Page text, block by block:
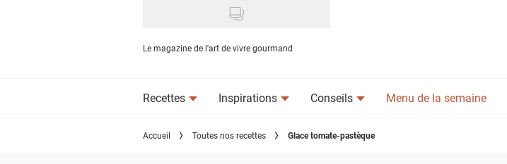
Le magazine de l'art de vivre gourmand
Recettes Inspirations Conseils Menu de la semaine
Accueil Toutes nos recettes Glace tomate-pastèque